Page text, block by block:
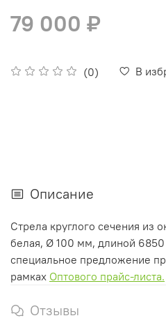
(0) В
79 000 ₽
Описание
Стрела круглого сечения из
белая, Ø 100 мм, длиной
специальное предложение
рамках Оптового прайс-листа.
Отзывы